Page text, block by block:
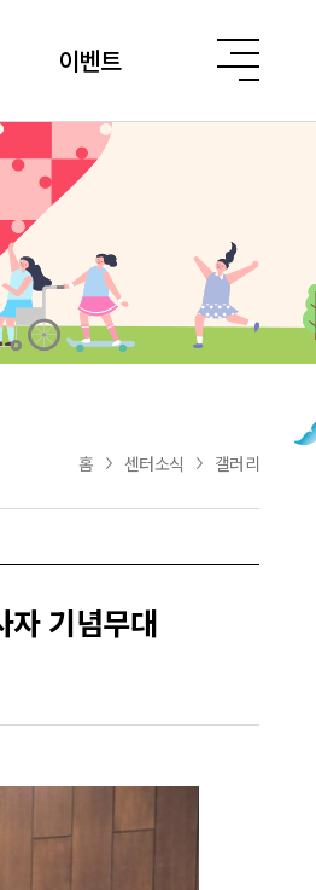
이벤트
홈 센터소식 갤러리
기념무대